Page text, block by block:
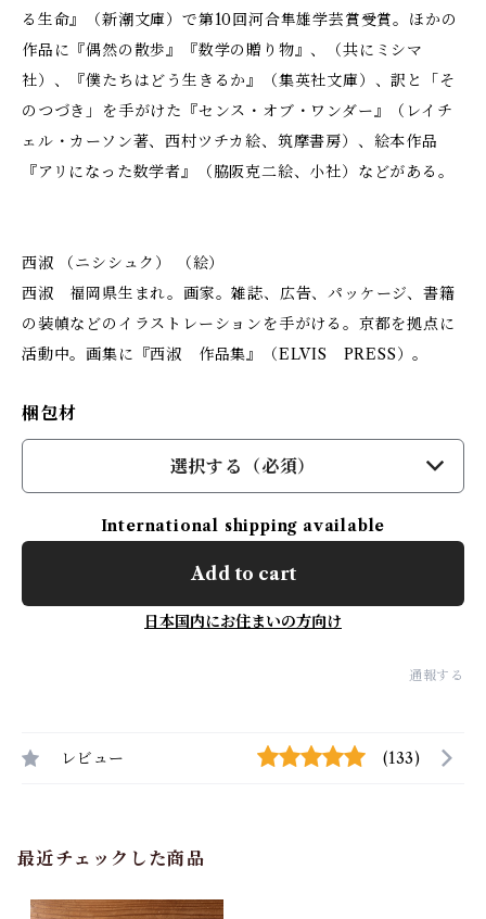
る生命』（新潮文庫）で第10回河合隼雄学芸賞受賞。ほかの
作品に『偶然の散歩』『数学の贈り物』、（共にミシマ
社）、『僕たちはどう生きるか』（集英社文庫）、訳と「そ
のつづき」を手がけた『センス・オブ・ワンダー』（レイチ
ェル・カーソン著、西村ツチカ絵、筑摩書房）、絵本作品
『アリになった数学者』（脇阪克二絵、小社）などがある。
西淑 （ニシシュク） （絵）
西淑 福岡県生まれ。画家。雑誌、広告、パッケージ、書籍
の装幀などのイラストレーションを手がける。京都を拠点に
活動中。画集に『西淑 作品集』（ELVIS PRESS）。
梱包材
選択する（必須）
International shipping available
Add to cart
日本国内にお住まいの方向け
通報する
レビュー (133)
最近チェックした商品